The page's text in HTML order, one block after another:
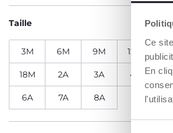
Ce
En
Taille
3M 6M 9M 12M
18M 2A 3A 4A
6A 7A 8A